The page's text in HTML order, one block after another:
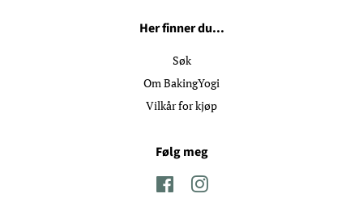
Her finner du...
Søk
Om BakingYogi
Vilkår for kjøp
Følg meg
FacebookInstagram